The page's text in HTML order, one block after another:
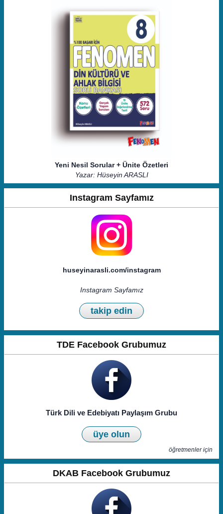
Yeni Nesil Sorular + Ünite Özetleri
Yazar: Hüseyin ARASLI
Instagram Sayfamız
huseyinarasli.com/instagram
Instagram Sayfamız
takip edin
TDE Facebook Grubumuz
Türk Dili ve Edebiyatı Paylaşım Grubu
üye olun
öğretmenler için
DKAB Facebook Grubumuz